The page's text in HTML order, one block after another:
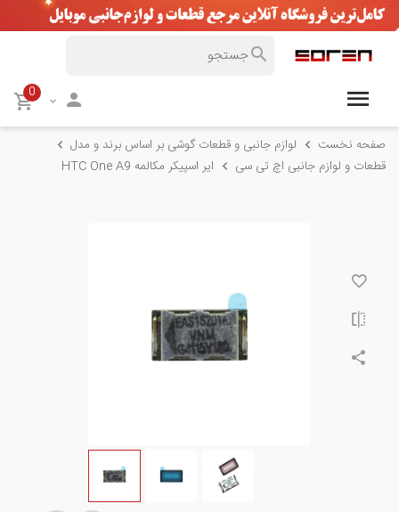
0
صفحه نخست
لوازم جانبی و قطعات گوشی بر اساس برند و مدل
قطعات و لوازم جانبی اچ تی سی
ایر اسپیکر مکالمه HTC One A9